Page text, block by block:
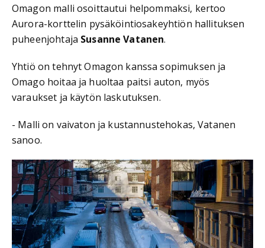
Omagon malli osoittautui helpommaksi, kertoo
Aurora-korttelin pysäköintiosakeyhtiön hallituksen
puheenjohtaja Susanne Vatanen.
Yhtiö on tehnyt Omagon kanssa sopimuksen ja
Omago hoitaa ja huoltaa paitsi auton, myös
varaukset ja käytön laskutuksen.
- Malli on vaivaton ja kustannustehokas, Vatanen
sanoo.